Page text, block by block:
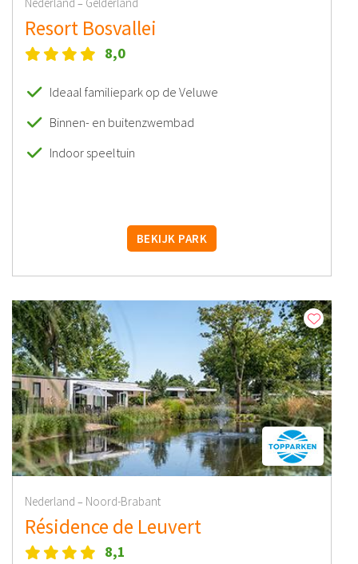
–
Resort Bosvallei
8,0
Ideaal familiepark op de Veluwe
Binnen- en buitenzwembad
Indoor speeltuin
BEKIJK PARK
Nederland – Noord-Brabant
Résidence de Leuvert
8,1